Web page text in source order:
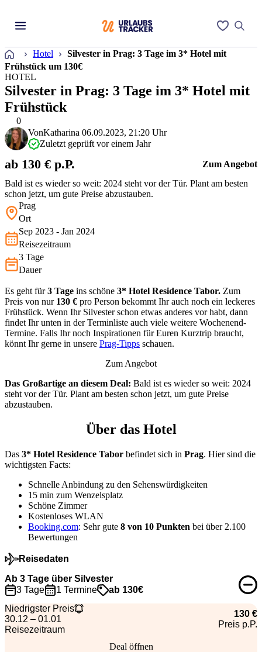
Startseite
Hotel
Silvester in Prag: 3 Tage im 3* Hotel mit
Frühstück um 130€
0
HOTEL
Silvester in Prag: 3 Tage im 3* Hotel mit
Frühstück
Bald ist es wieder so weit: 2024 steht vor der Tür. Plant am besten
schon jetzt, um gute Preise abzustauben.
VonKatharina 06.09.2023, 21:20 Uhr
Zuletzt geprüft vor einem Jahr
ab 130 € p.P. Zum Angebot
Prag
Ort
Sep 2023 - Jan 2024
Reisezeitraum
3 Tage
Dauer
Es geht für3 Tage ins schöne 3* Hotel Residence Tabor. Zum
Preis von nur 130 € pro Person bekommt Ihr auch noch ein leckeres
Frühstück. Wenn Ihr Silvester schon etwas anderes vor habt, dann
findet Ihr unten in der Terminliste auch viele weitere Wochenend-
Termine. Falls Ihr noch Inspirationen für Euren Kurztrip braucht,
könnt Ihr gerne in unsere Prag-Tipps schauen.
Zum Angebot
Das Großartige an diesem Deal: Bald ist es wieder so weit: 2024
steht vor der Tür. Plant am besten schon jetzt, um gute Preise
abzustauben.
Über das Hotel
Das 3* Hotel Residence Tabor befindet sich in Prag. Hier sind die
wichtigsten Facts:
Schnelle Anbindung zu den Sehenswürdigkeiten
15 min zum Wenzelsplatz
Schöne Zimmer
Kostenloses WLAN
Booking.com: Sehr gute 8 von 10 Punkten bei über 2.100
Bewertungen
Reisedaten
Ab 3 Tage über Silvester
3 Tage
1 Termine
ab 130€
Niedrigster Preis
30.12 – 01.01
Reisezeitraum
130 €
Preis p.P.
Deal öffnen